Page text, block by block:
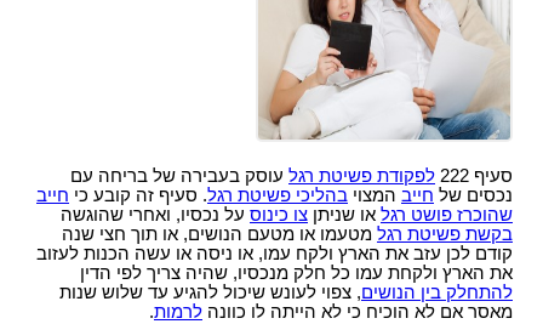
סעיף 222 לפקודת פשיטת רגל עוסק בעבירה של בריחה עם
נכסים של חייב המצוי בהליכי פשיטת רגל. סעיף זה קובע כי חייב
שהוכרז פושט רגל או שניתן צו כינוס על נכסיו, ואחרי שהוגשה
בקשת פשיטת רגל מטעמו או מטעם הנושים, או תוך חצי שנה
קודם לכן עזב את הארץ ולקח עמו, או ניסה או עשה הכנות לעזוב
את הארץ ולקחת עמו כל חלק מנכסיו, שהיה צריך לפי הדין
להתחלק בין הנושים, צפוי לעונש שיכול להגיע עד שלוש שנות
מאסר אם לא הוכיח כי לא הייתה לו כוונה לרמות.